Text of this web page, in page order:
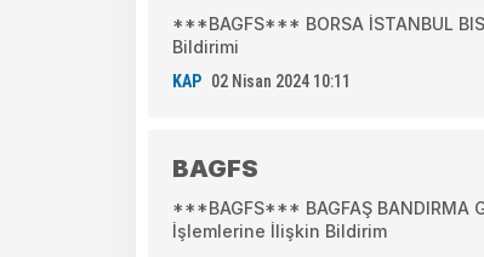
***BAGFS*** BORSA İSTANBUL
Bildirimi
KAP 02 Nisan 2024 10:11
BAGFS
***BAGFS*** BAGFAŞ BANDIRMA
İşlemlerine İlişkin Bildirim